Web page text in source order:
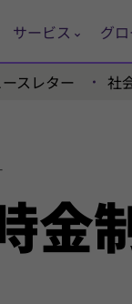
サービス グ
スレター 社
金